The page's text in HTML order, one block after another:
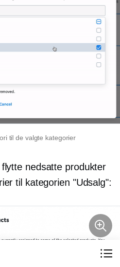
til de valgte kategorier
nedsatte produkter
til kategorien "Udsalg":